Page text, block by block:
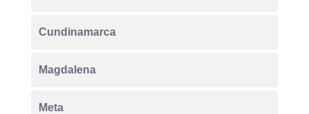
Cundinamarca
Magdalena
Meta